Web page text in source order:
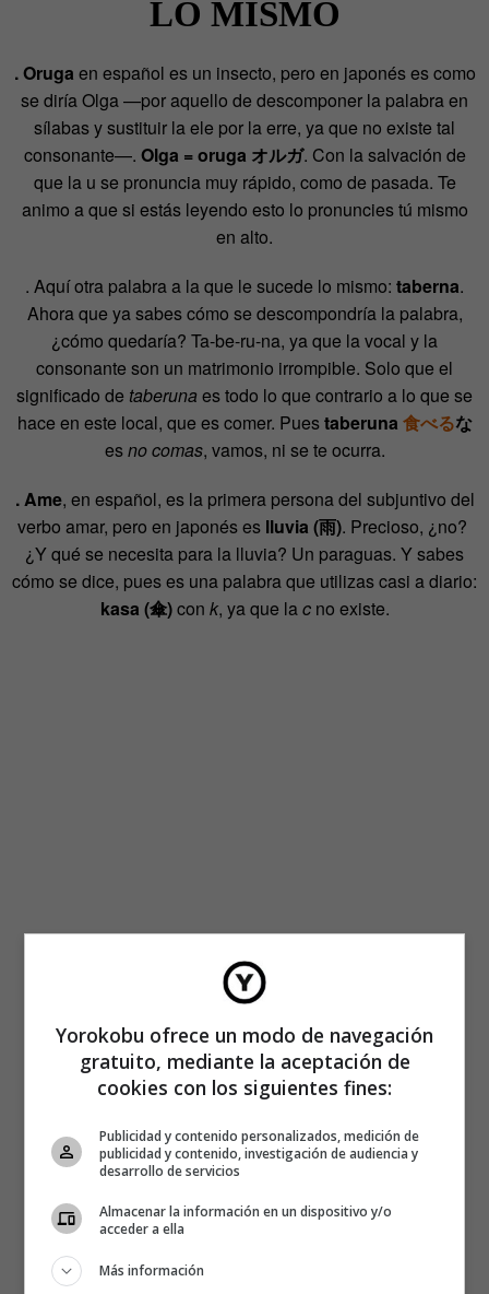
LO MISMO
. Oruga en español es un insecto, pero en japonés es como
se diría Olga —por aquello de descomponer la palabra en
sílabas y sustituir la ele por la erre, ya que no existe tal
consonante—. Olga = oruga オルガ. Con la salvación de
que la u se pronuncia muy rápido, como de pasada. Te
animo a que si estás leyendo esto lo pronuncies tú mismo
en alto.
. Aquí otra palabra a la que le sucede lo mismo: taberna.
Ahora que ya sabes cómo se descompondría la palabra,
¿cómo quedaría? Ta-be-ru-na, ya que la vocal y la
consonante son un matrimonio irrompible. Solo que el
significado de taberuna es todo lo que contrario a lo que se
hace en este local, que es comer. Puestaberuna 食べるな
esno comas, vamos, ni se te ocurra.
. Ame, en español, es la primera persona del subjuntivo del
verbo amar, pero en japonés es lluvia (雨). Precioso, ¿no?
¿Y qué se necesita para la lluvia? Un paraguas. Y sabes
cómo se dice, pues es una palabra que utilizas casi a diario:
kasa (傘)con k, ya que lacno existe.
Yorokobu ofrece un modo de navegación
gratuito, mediante la aceptación de
cookies con los siguientes fines:
Publicidad y contenido personalizados, medición de
publicidad y contenido, investigación de audiencia y
desarrollo de servicios
Almacenar la información en un dispositivo y/o
acceder a ella
Más información